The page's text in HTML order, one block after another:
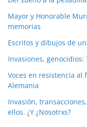
Mayor y Honorable
memorias
Escritos y dibujos de
Invasiones, genocidios:
Voces en resistencia al
Alemania
Invasión,
ellos. ¿Y ¿Nosotrxs?